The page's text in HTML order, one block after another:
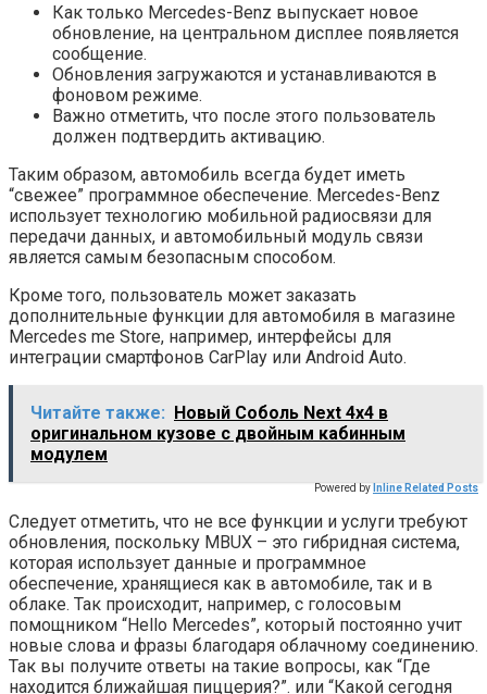
Как только Mercedes-Benz выпускает новое
обновление, на центральном дисплее появляется
сообщение.
Обновления загружаются и устанавливаются в
фоновом режиме.
Важно отметить, что после этого пользователь
должен подтвердить активацию.
Таким образом, автомобиль всегда будет иметь
“свежее” программное обеспечение. Mercedes-Benz
использует технологию мобильной радиосвязи для
передачи данных, и автомобильный модуль связи
является самым безопасным способом.
Кроме того, пользователь может заказать
дополнительные функции для автомобиля в магазине
Mercedes me Store, например, интерфейсы для
интеграции смартфонов CarPlay или Android Auto.
Читайте также: Новый Соболь Next 4х4 в
оригинальном кузове с двойным кабинным
модулем
Powered by Inline Related Posts
Следует отметить, что не все функции и услуги требуют
обновления, поскольку MBUX – это гибридная система,
которая использует данные и программное
обеспечение, хранящиеся как в автомобиле, так и в
облаке. Так происходит, например, с голосовым
помощником “Hello Mercedes”, который постоянно учит
новые слова и фразы благодаря облачному соединению.
Так вы получите ответы на такие вопросы, как “Где
находится ближайшая пиццерия?”. или “Какой сегодня